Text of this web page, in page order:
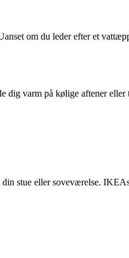
om du leder efter et
varm på kølige aftener
stue eller soveværelse.